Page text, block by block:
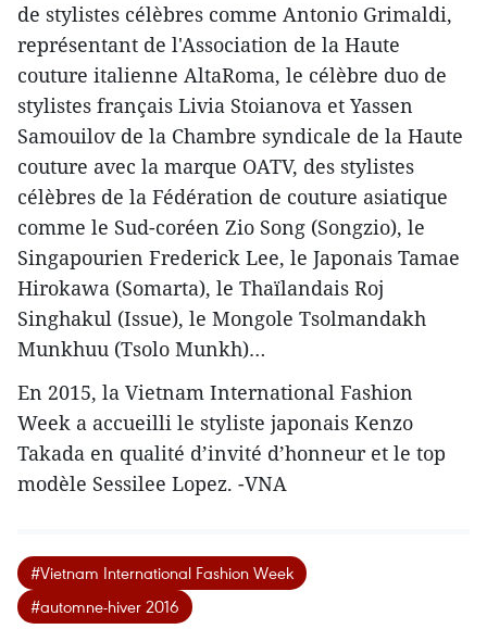
de stylistes célèbres comme Antonio Grimaldi,
représentant de l'Association de la ​Haute
couture italienne AltaRoma, le célèbre duo de
stylistes français Livia Stoianova et Yassen
Samouilov de la Chambre syndicale de la Haute
couture avec la marque OATV, des stylistes
célèbres de la Fédération de couture asiatique
comme le Sud-coréen Zio Song (Songzio), le
Singapourien Frederick Lee, le Japonais Tamae
Hirokawa (Somarta), le Thaïlandais Roj
Singhakul (Issue), le Mongole Tsolmandakh
Munkhuu (Tsolo Munkh)…
En 2015, la Vietnam International Fashion
Week a accueilli le styliste japonais Kenzo
Takada en qualité d’invité d’honneur et le top
modèle Sessilee Lopez. -VNA
#Vietnam International Fashion Week
#automne-hiver 2016